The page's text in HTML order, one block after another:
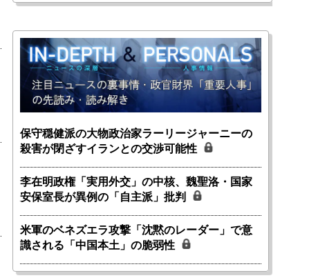
保守穏健派の大物政治家ラーリージャーニーの
殺害が閉ざすイランとの交渉可能性
李在明政権「実用外交」の中核、魏聖洛・国家
安保室長が異例の「自主派」批判
米軍のベネズエラ攻撃「沈黙のレーダー」で意
識される「中国本土」の脆弱性